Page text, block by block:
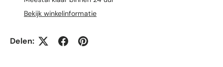
Bekijk winkelinformatie
Delen: